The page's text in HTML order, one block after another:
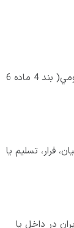
6ـ اخلال در وحدت ملي و ايجاد اختلاف ما بين اقشار جامعه به ويژه از طريق طرح مسائل نژادي و قومي( بند 4 ماده 6
فرار، تسليم يا
در داخل يا